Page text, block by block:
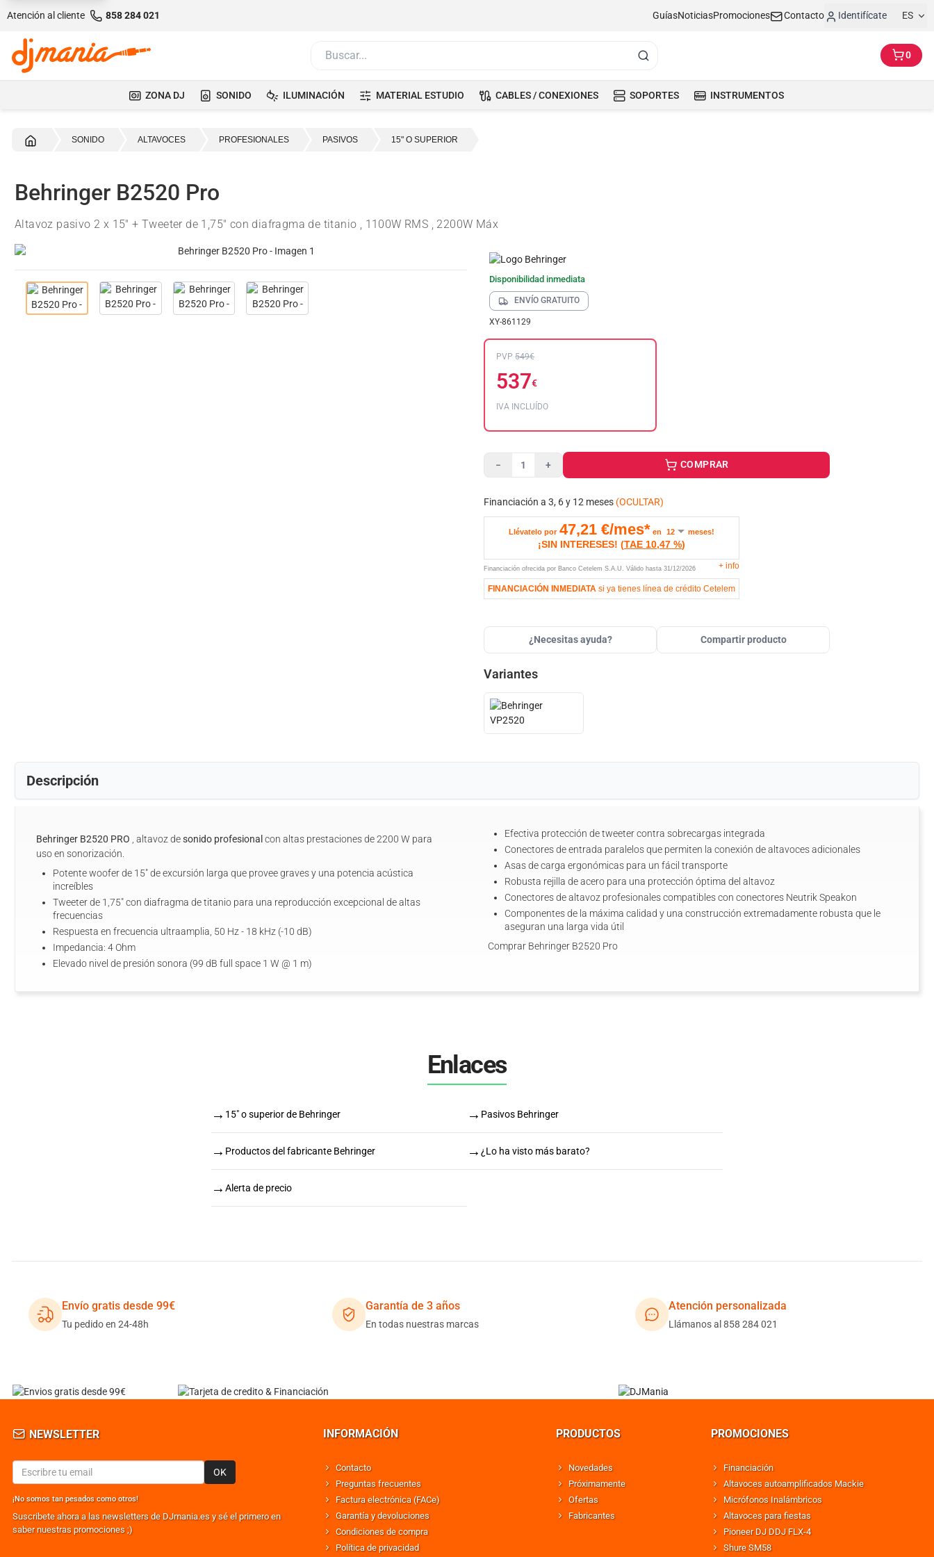
Atención al cliente 858 284 021 GuíasNoticiasPromociones Contacto Identifícate ES
0
ZONA DJ SONIDO ILUMINACIÓN MATERIAL ESTUDIO CABLES / CONEXIONES SOPORTES INSTRUMENTOS
SONIDO ALTAVOCES PROFESIONALES PASIVOS 15" O SUPERIOR
Behringer B2520 Pro
Altavoz pasivo 2 x 15" + Tweeter de 1,75" con diafragma de titanio , 1100W RMS , 2200W Máx
Disponibilidad inmediata
ENVÍO GRATUITO
XY-861129
PVP 549€
537€
IVA INCLUÍDO
− + COMPRAR
Financiación a 3, 6 y 12 meses (OCULTAR)
Llévatelo por 47,21 €/mes* en meses!
¡SIN INTERESES! (TAE 10,47 %)
Financiación ofrecida por Banco Cetelem S.A.U. Válido hasta 31/12/2026 + info
FINANCIACIÓN INMEDIATA si ya tienes línea de crédito Cetelem
¿Necesitas ayuda? Compartir producto
Variantes
Descripción
Behringer B2520 PRO , altavoz desonido profesional con altas prestaciones de 2200 W para
uso en sonorización.
Potente woofer de 15" de excursión larga que provee graves y una potencia acústica
increíbles
Tweeter de 1,75" con diafragma de titanio para una reproducción excepcional de altas
frecuencias
Respuesta en frecuencia ultraamplia, 50 Hz - 18 kHz (-10 dB)
Impedancia: 4 Ohm
Elevado nivel de presión sonora (99 dB full space 1 W @ 1 m)
Efectiva protección de tweeter contra sobrecargas integrada
Conectores de entrada paralelos que permiten la conexión de altavoces adicionales
Asas de carga ergonómicas para un fácil transporte
Robusta rejilla de acero para una protección óptima del altavoz
Conectores de altavoz profesionales compatibles con conectores Neutrik Speakon
Componentes de la máxima calidad y una construcción extremadamente robusta que le
aseguran una larga vida útil
Comprar Behringer B2520 Pro
Enlaces
→ 15" o superior de Behringer → Pasivos Behringer
→ Productos del fabricante Behringer → ¿Lo ha visto más barato?
→ Alerta de precio
Envío gratis desde 99€
Tu pedido en 24-48h
Garantía de 3 años
En todas nuestras marcas
Atención personalizada
Llámanos al 858 284 021
NEWSLETTER
OK
¡No somos tan pesados como otros!
Suscribete ahora a las newsletters de DJmania.es y sé el primero en
saber nuestras promociones ;)
INFORMACIÓN
Contacto
Preguntas frecuentes
Factura electrónica (FACe)
Garantía y devoluciones
Condiciones de compra
Política de privacidad
PRODUCTOS
Novedades
Próximamente
Ofertas
Fabricantes
PROMOCIONES
Financiación
Altavoces autoamplificados Mackie
Micrófonos Inalámbricos
Altavoces para fiestas
Pioneer DJ DDJ FLX-4
Shure SM58